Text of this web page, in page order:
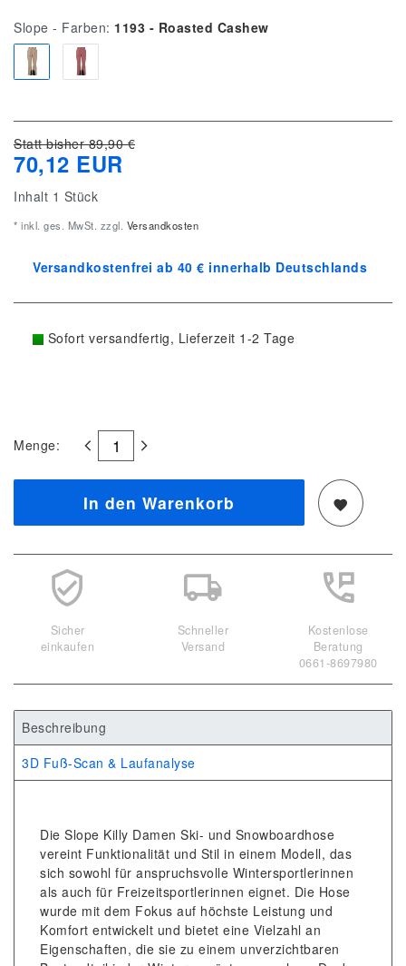
Slope - Farben: 1193 - Roasted Cashew
Statt bisher 89,90 €
70,12 EUR
Inhalt 1 Stück
* inkl. ges. MwSt. zzgl. Versandkosten
Versandkostenfrei ab 40 € innerhalb Deutschlands
Sofort versandfertig, Lieferzeit 1-2 Tage
Menge:
In den Warenkorb
Sicher
einkaufen
Schneller
Versand
Kostenlose
Beratung
0661-8697980
Beschreibung
3D Fuß-Scan & Laufanalyse
Die Slope Killy Damen Ski- und Snowboardhose
vereint Funktionalität und Stil in einem Modell, das
sich sowohl für anspruchsvolle Wintersportlerinnen
als auch für Freizeitsportlerinnen eignet. Die Hose
wurde mit dem Fokus auf höchste Leistung und
Komfort entwickelt und bietet eine Vielzahl an
Eigenschaften, die sie zu einem unverzichtbaren